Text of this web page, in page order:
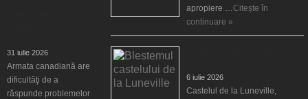
31 iulie 2026
Armata canadiană are
dificultăţi de a
răspunde problemelor
apropiere …Citește în
continuare »
6 iulie 2026
Castelul de la Luneville,